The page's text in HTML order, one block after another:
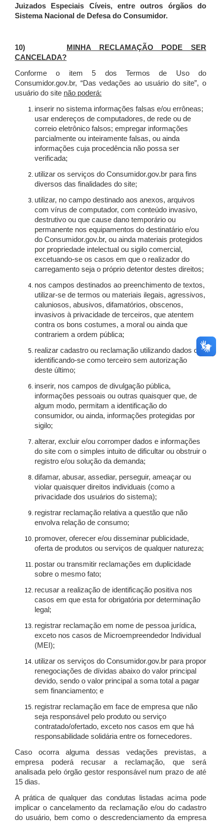
Juizados Especiais Cíveis, entre outros órgãos do
Sistema Nacional de Defesa do Consumidor.
10)
MINHA RECLAMAÇÃO PODE SER
CANCELADA?
Conforme o item 5 dos Termos de Uso do
Consumidor.gov.br, “Das vedações ao usuário do site”, o
usuário do site não poderá:
inserir no sistema informações falsas e/ou errôneas;
usar endereços de computadores, de rede ou de
correio eletrônico falsos; empregar informações
parcialmente ou inteiramente falsas, ou ainda
informações cuja procedência não possa ser
verificada;
utilizar os serviços do Consumidor.gov.br para fins
diversos das finalidades do site;
utilizar, no campo destinado aos anexos, arquivos
com vírus de computador, com conteúdo invasivo,
destrutivo ou que cause dano temporário ou
permanente nos equipamentos do destinatário e/ou
do Consumidor.gov.br, ou ainda materiais protegidos
por propriedade intelectual ou sigilo comercial,
excetuando-se os casos em que o realizador do
carregamento seja o próprio detentor destes direitos;
nos campos destinados ao preenchimento de textos,
utilizar-se de termos ou materiais ilegais, agressivos,
caluniosos, abusivos, difamatórios, obscenos,
invasivos à privacidade de terceiros, que atentem
contra os bons costumes, a moral ou ainda que
contrariem a ordem pública;
realizar cadastro ou reclamação utilizando dados ou
identificando-se como terceiro sem autorização
deste último;
inserir, nos campos de divulgação pública,
informações pessoais ou outras quaisquer que, de
algum modo, permitam a identificação do
consumidor, ou ainda, informações protegidas por
sigilo;
alterar, excluir e/ou corromper dados e informações
do site com o simples intuito de dificultar ou obstruir o
registro e/ou solução da demanda;
difamar, abusar, assediar, perseguir, ameaçar ou
violar quaisquer direitos individuais (como a
privacidade dos usuários do sistema);
registrar reclamação relativa a questão que não
envolva relação de consumo;
promover, oferecer e/ou disseminar publicidade,
oferta de produtos ou serviços de qualquer natureza;
postar ou transmitir reclamações em duplicidade
sobre o mesmo fato;
recusar a realização de identificação positiva nos
casos em que esta for obrigatória por determinação
legal;
registrar reclamação em nome de pessoa jurídica,
exceto nos casos de Microempreendedor Individual
(MEI);
utilizar os serviços do Consumidor.gov.br para propor
renegociações de dívidas abaixo do valor principal
devido, sendo o valor principal a soma total a pagar
sem financiamento; e
registrar reclamação em face de empresa que não
seja responsável pelo produto ou serviço
contratado/ofertado, exceto nos casos em que há
responsabilidade solidária entre os fornecedores.
Caso ocorra alguma dessas vedações previstas, a
empresa poderá recusar a reclamação, que será
analisada pelo órgão gestor responsável num prazo de até
15 dias.
A prática de qualquer das condutas listadas acima pode
implicar o cancelamento da reclamação e/ou do cadastro
do usuário, bem como o descredenciamento da empresa